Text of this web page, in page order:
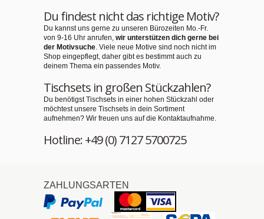
Du findest nicht das richtige Motiv?
Du kannst uns gerne zu unseren Bürozeiten Mo.-Fr.
von 9-16 Uhr anrufen, wir unterstützen dich gerne bei
der Motivsuche. Viele neue Motive sind noch nicht im
Shop eingepflegt, daher gibt es bestimmt auch zu
deinem Thema ein passendes Motiv.
Tischsets in großen Stückzahlen?
Du benötigst Tischsets in einer hohen Stückzahl oder
möchtest unsere Tischsets in dein Sortiment
aufnehmen? Wir freuen uns auf die Kontaktaufnahme.
Hotline: +49 (0) 7127 5700725
ZAHLUNGSARTEN